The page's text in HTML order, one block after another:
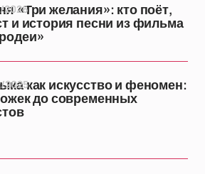
«Три желания»: кто поёт,
и история песни из фильма
2026
как искусство и феномен:
до современных
2025